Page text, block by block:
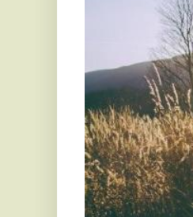
Áramszünet
Salgótarjánban 140
országos hőségriasztás